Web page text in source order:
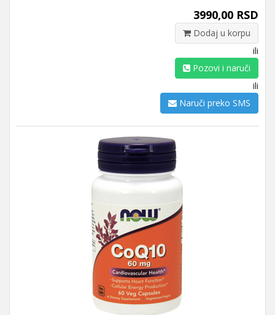
3990,00 RSD
Dodaj u korpu
ili
Pozovi i naruči
ili
Naruči preko SMS